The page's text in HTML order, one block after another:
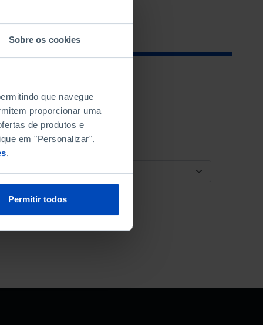
Sobre os cookies
que navegue
proporcionar uma
de produtos e
em "Personalizar".
.
Permitir todos
ORDENAR POR